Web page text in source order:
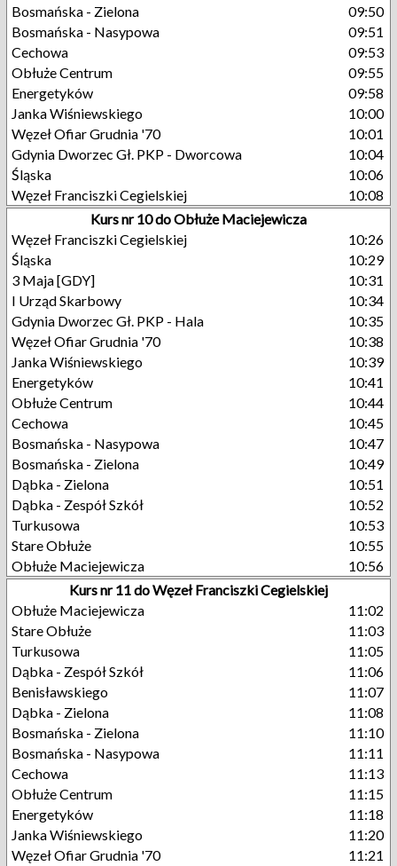
Bosmańska - Zielona
09:50
Bosmańska - Nasypowa
09:51
Cechowa
09:53
Obłuże Centrum
09:55
Energetyków
09:58
Janka Wiśniewskiego
10:00
Węzeł Ofiar Grudnia '70
10:01
Gdynia Dworzec Gł. PKP - Dworcowa
10:04
Śląska
10:06
Węzeł Franciszki Cegielskiej
10:08
Kurs nr 10 do Obłuże Maciejewicza
Węzeł Franciszki Cegielskiej
10:26
Śląska
10:29
3 Maja [GDY]
10:31
I Urząd Skarbowy
10:34
Gdynia Dworzec Gł. PKP - Hala
10:35
Węzeł Ofiar Grudnia '70
10:38
Janka Wiśniewskiego
10:39
Energetyków
10:41
Obłuże Centrum
10:44
Cechowa
10:45
Bosmańska - Nasypowa
10:47
Bosmańska - Zielona
10:49
Dąbka - Zielona
10:51
Dąbka - Zespół Szkół
10:52
Turkusowa
10:53
Stare Obłuże
10:55
Obłuże Maciejewicza
10:56
Kurs nr 11 do Węzeł Franciszki Cegielskiej
Obłuże Maciejewicza
11:02
Stare Obłuże
11:03
Turkusowa
11:05
Dąbka - Zespół Szkół
11:06
Benisławskiego
11:07
Dąbka - Zielona
11:08
Bosmańska - Zielona
11:10
Bosmańska - Nasypowa
11:11
Cechowa
11:13
Obłuże Centrum
11:15
Energetyków
11:18
Janka Wiśniewskiego
11:20
Węzeł Ofiar Grudnia '70
11:21